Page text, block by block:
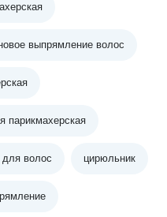
выпрямление волос
парикмахерская
для волос цирюльник